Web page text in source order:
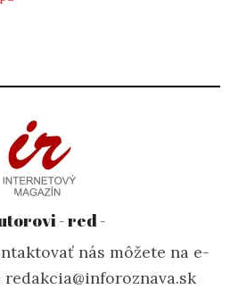
- red -
nás môžete na e-